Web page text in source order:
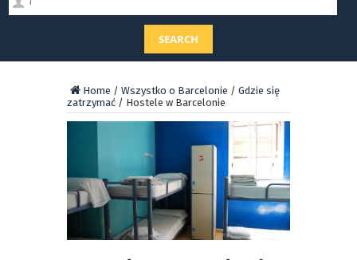
SEARCH
Home / Wszystko o Barcelonie / Gdzie się
zatrzymać / Hostele w Barcelonie